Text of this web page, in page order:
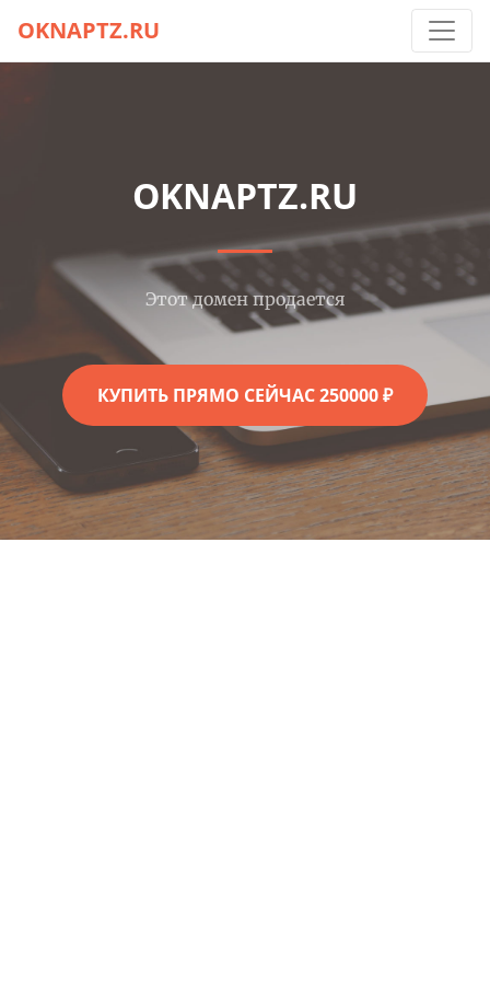
OKNAPTZ.RU
OKNAPTZ.RU
Этот домен продается
КУПИТЬ ПРЯМО СЕЙЧАС 250000 ₽